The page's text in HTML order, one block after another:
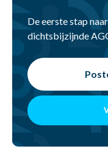
De eerste stap
dichtsbijzijnde